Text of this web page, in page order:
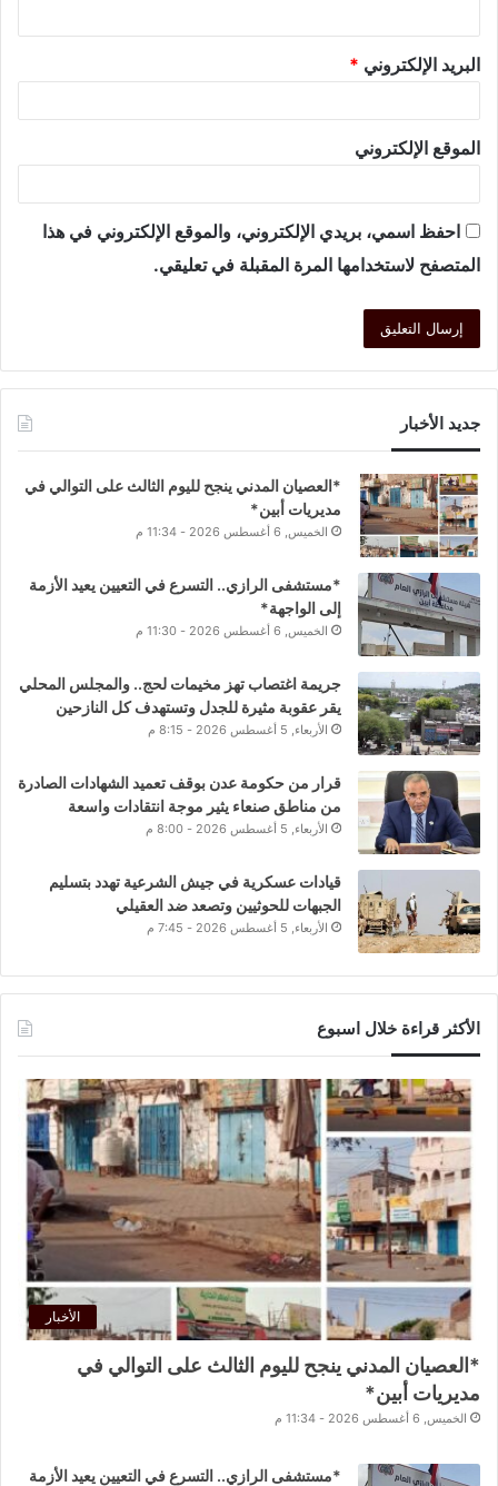
البريد الإلكتروني *
الموقع الإلكتروني
احفظ اسمي، بريدي الإلكتروني، والموقع الإلكتروني في هذا
المتصفح لاستخدامها المرة المقبلة في تعليقي.
جديد الأخبار
*العصيان المدني ينجح لليوم الثالث على التوالي في
مديريات أبين*
الخميس, 6 أغسطس 2026 - 11:34 م
*مستشفى الرازي.. التسرع في التعيين يعيد الأزمة
إلى الواجهة*
الخميس, 6 أغسطس 2026 - 11:30 م
جريمة اغتصاب تهز مخيمات لحج.. والمجلس المحلي
يقر عقوبة مثيرة للجدل وتستهدف كل النازحين
الأربعاء, 5 أغسطس 2026 - 8:15 م
قرار من حكومة عدن بوقف تعميد الشهادات الصادرة
من مناطق صنعاء يثير موجة انتقادات واسعة
الأربعاء, 5 أغسطس 2026 - 8:00 م
قيادات عسكرية في جيش الشرعية تهدد بتسليم
الجبهات للحوثيين وتصعد ضد العقيلي
الأربعاء, 5 أغسطس 2026 - 7:45 م
الأكثر قراءة خلال اسبوع
الأخبار
*العصيان المدني ينجح لليوم الثالث على التوالي في
مديريات أبين*
الخميس, 6 أغسطس 2026 - 11:34 م
*مستشفى الرازي.. التسرع في التعيين يعيد الأزمة